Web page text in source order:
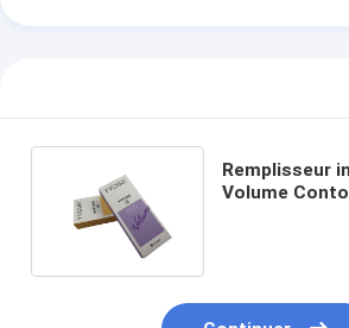
Remplisseur
Volume